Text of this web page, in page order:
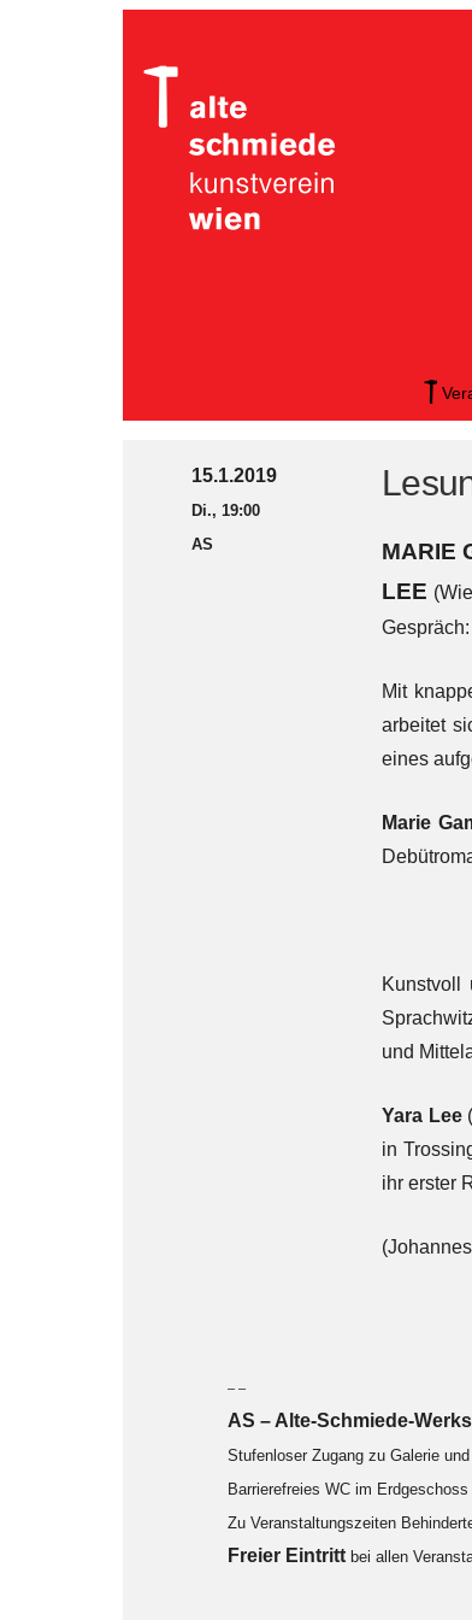
15.1.2019
Di., 19:00
AS
MARIE
LEE
Mit
arbeitet
eines
Marie
Kunstvoll
und
Yara Lee
in
ihr erster
– –
AS – Alte-Schmiede-
Stufenloser Zugang zu Galerie
Barrierefreies WC im Erdgeschoss
Zu Veranstaltungszeiten
Freier Eintritt bei allen